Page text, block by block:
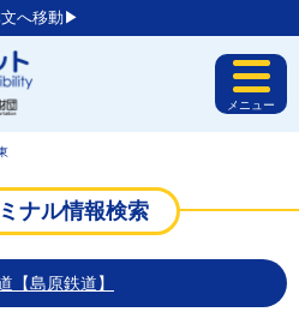
文へ移動▶︎
メニュー
ナル情報検索
【島原鉄道】